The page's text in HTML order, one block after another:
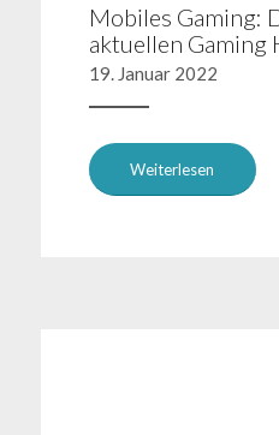
Mobiles Gaming:
aktuellen Gaming
19. Januar 2022
Weiterlesen